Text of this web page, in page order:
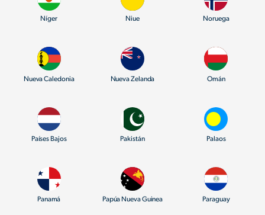
Níger Niue Noruega
Nueva Caledonia Nueva Zelanda Omán
Países Bajos Pakistán Palaos
Panamá Papúa Nueva Guinea Paraguay